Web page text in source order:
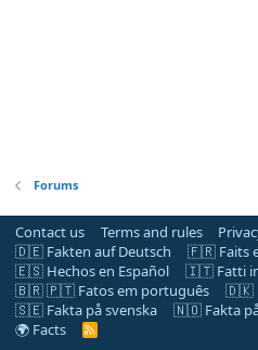
Forums
Contact us Terms and rules
🇩🇪 Fakten auf Deutsch
🇫🇷 Faits
🇪🇸 Hechos en Español
🇮🇹 Fatti
🇧🇷 🇵🇹 Fatos em português
🇩🇰
🇸🇪 Fakta på svenska
🇳🇴 Fakta
🌍 Facts
R